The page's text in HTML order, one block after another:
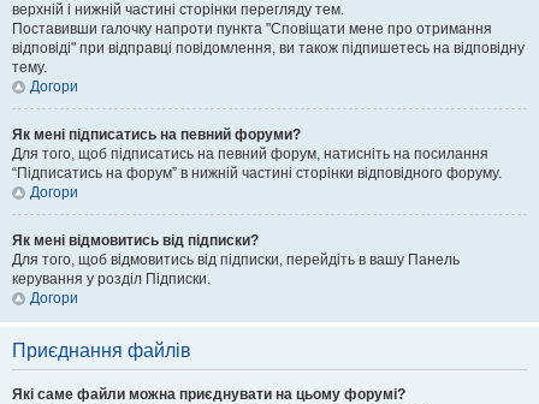
верхній і нижній частині сторінки перегляду тем.
Поставивши галочку напроти пункта "Сповіщати мене про отримання
відповіді" при відправці повідомлення, ви також підпишетесь на відповідну
тему.
Догори
Як мені підписатись на певний форуми?
Для того, щоб підписатись на певний форум, натисніть на посилання
“Підписатись на форум” в нижній частині сторінки відповідного форуму.
Догори
Як мені відмовитись від підписки?
Для того, щоб відмовитись від підписки, перейдіть в вашу Панель
керування у розділ Підписки.
Догори
Приєднання файлів
Які саме файли можна приєднувати на цьому форумі?